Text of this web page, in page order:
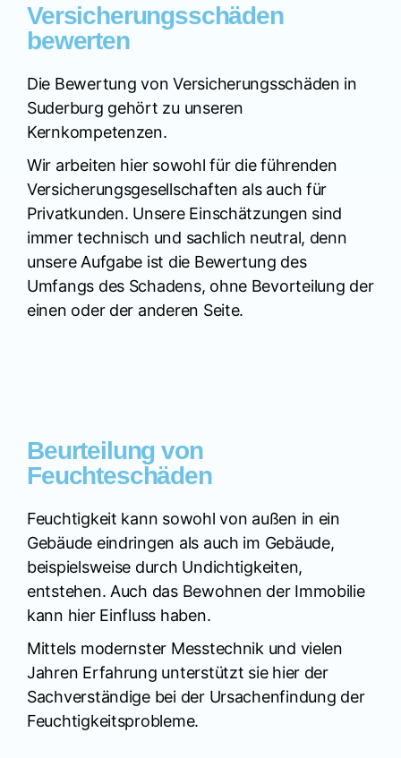
Versicherungsschäden
bewerten
Die Bewertung von Versicherungsschäden in
Suderburg gehört zu unseren
Kernkompetenzen.
Wir arbeiten hier sowohl für die führenden
Versicherungsgesellschaften als auch für
Privatkunden. Unsere Einschätzungen sind
immer technisch und sachlich neutral, denn
unsere Aufgabe ist die Bewertung des
Umfangs des Schadens, ohne Bevorteilung der
einen oder der anderen Seite.
Beurteilung von
Feuchteschäden
Feuchtigkeit kann sowohl von außen in ein
Gebäude eindringen als auch im Gebäude,
beispielsweise durch Undichtigkeiten,
entstehen. Auch das Bewohnen der Immobilie
kann hier Einfluss haben.
Mittels modernster Messtechnik und vielen
Jahren Erfahrung unterstützt sie hier der
Sachverständige bei der Ursachenfindung der
Feuchtigkeitsprobleme.